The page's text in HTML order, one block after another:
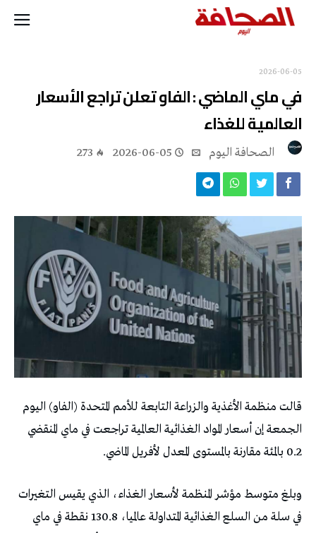
2026-06-05
في ماي الماضي : الفاو تعلن تراجع الأسعار
العالمية للغذاء
2026-06-05
273
قالت منظمة الأغذية والزراعة التابعة ‌للأمم المتحدة (الفاو) اليوم
الجمعة إن أسعار المواد الغذائية العالمية تراجعت في ماي المنقضي
0.2 بالمئة مقارنة بالمستوى المعدل لأفريل الماضي.
وبلغ متوسط مؤشر المنظمة لأسعار الغذاء، الذي يقيس التغيرات
في سلة من السلع الغذائية المتداولة عالميا، 130.8 نقطة في ماي